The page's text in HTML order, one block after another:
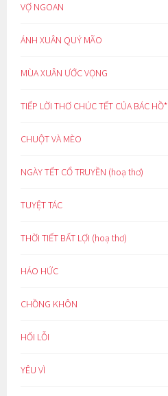
VỢ NGOAN
ÁNH XUÂN QUÝ MÃO
MÙA XUÂN ƯỚC VỌNG
TIẾP LỜI THƠ CHÚC TẾT CỦA BÁC HỒ*
CHUỘT VÀ MÈO
NGÀY TẾT CỔ TRUYỀN (hoạ thơ)
TUYỆT TÁC
THỜI TIẾT BẤT LỢI (hoạ thơ)
HÁO HỨC
CHỒNG KHÔN
HỐI LỖI
YÊU VÌ